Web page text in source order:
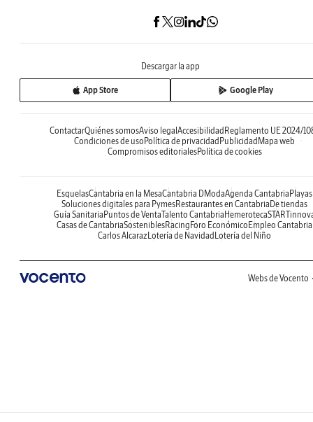
Descargar la app
App Store Google Play
ContactarQuiénes somosAviso legal Accesibilidad Reglamento UE 2024/
Condiciones de uso Política de privacidad Publicidad Mapa web
Compromisos editorialesPolítica de cookies
EsquelasCantabria en la MesaCantabria DModaAgenda Cantabria Playas
Soluciones digitales para PymesRestaurantes en Cantabria De tiendas
Guía Sanitaria Puntos de VentaTalento Cantabria Hemeroteca
Casas de CantabriaSosteniblesRacing Foro Económico Empleo Cantabria
Carlos Alcaraz Lotería de Navidad Lotería del Niño
Webs de Vocento